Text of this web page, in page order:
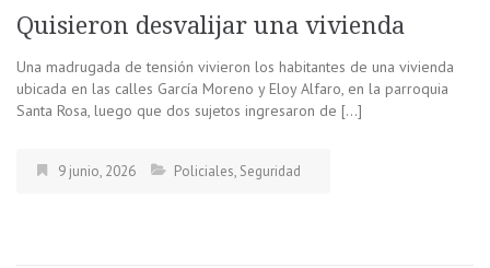
Quisieron desvalijar una vivienda
Una madrugada de tensión vivieron los habitantes de una vivienda
ubicada en las calles García Moreno y Eloy Alfaro, en la parroquia
Santa Rosa, luego que dos sujetos ingresaron de […]
9 junio, 2026 Policiales, Seguridad